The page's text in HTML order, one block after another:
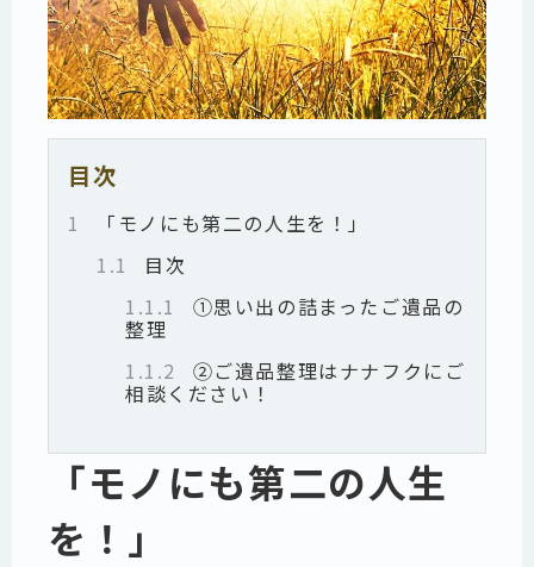
目次
1
「モノにも第二の人生を！」
1.1
目次
1.1.1
①思い出の詰まったご遺品の
整理
1.1.2
②ご遺品整理はナナフクにご
相談ください！
「モノにも第二の人生
を！」